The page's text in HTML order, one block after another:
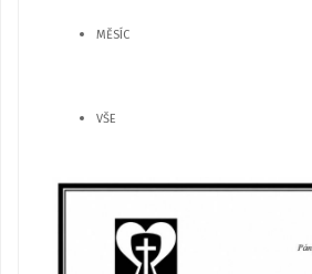
MĚSÍC
VŠE